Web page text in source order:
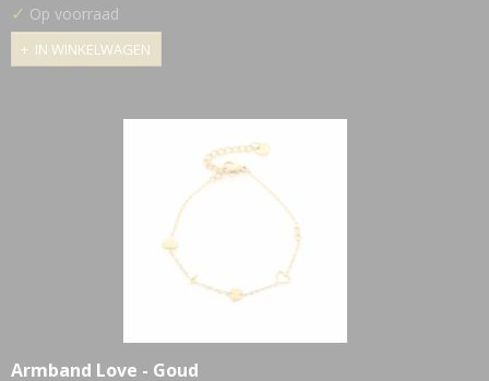
✓ Op voorraad
IN WINKELWAGEN
Armband Love - Goud